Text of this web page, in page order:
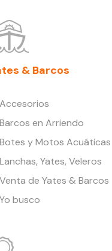
& Barcos
en Arriendo
y Motos Acuáticas
Yates, Veleros
de Yates & Barcos
busco